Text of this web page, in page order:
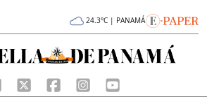
24.3°C | PANAMÁ